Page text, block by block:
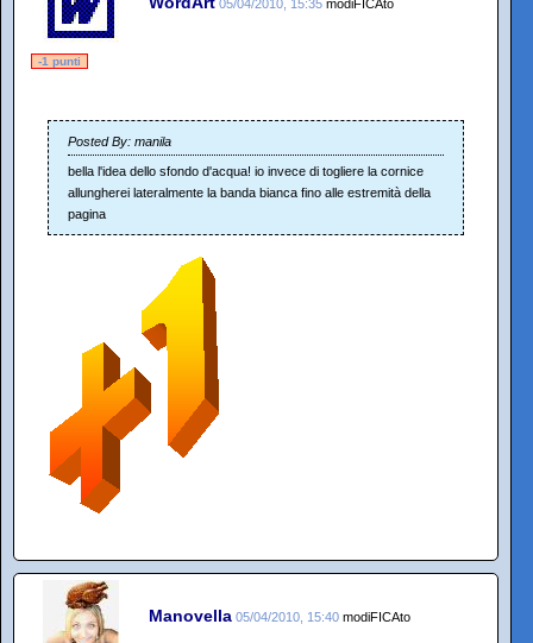
05/04/2010, 15:35 modiFICAto
-1 punti
Posted By: manila
bella l'idea dello sfondo d'acqua! io invece di togliere la cornice
allungherei lateralmente la banda bianca fino alle estremità della
pagina
Manovella 05/04/2010, 15:40 modiFICAto